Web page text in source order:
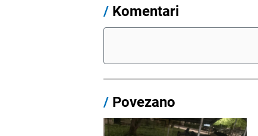
/ Komentari
/ Povezano